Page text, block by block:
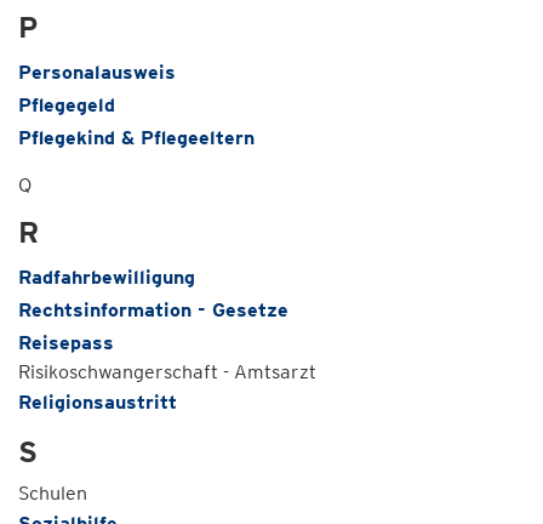
P
Personalausweis
Pflegegeld
Pflegekind & Pflegeeltern
Q
R
Radfahrbewilligung
Rechtsinformation - Gesetze
Reisepass
Risikoschwangerschaft - Amtsarzt
Religionsaustritt
S
Schulen